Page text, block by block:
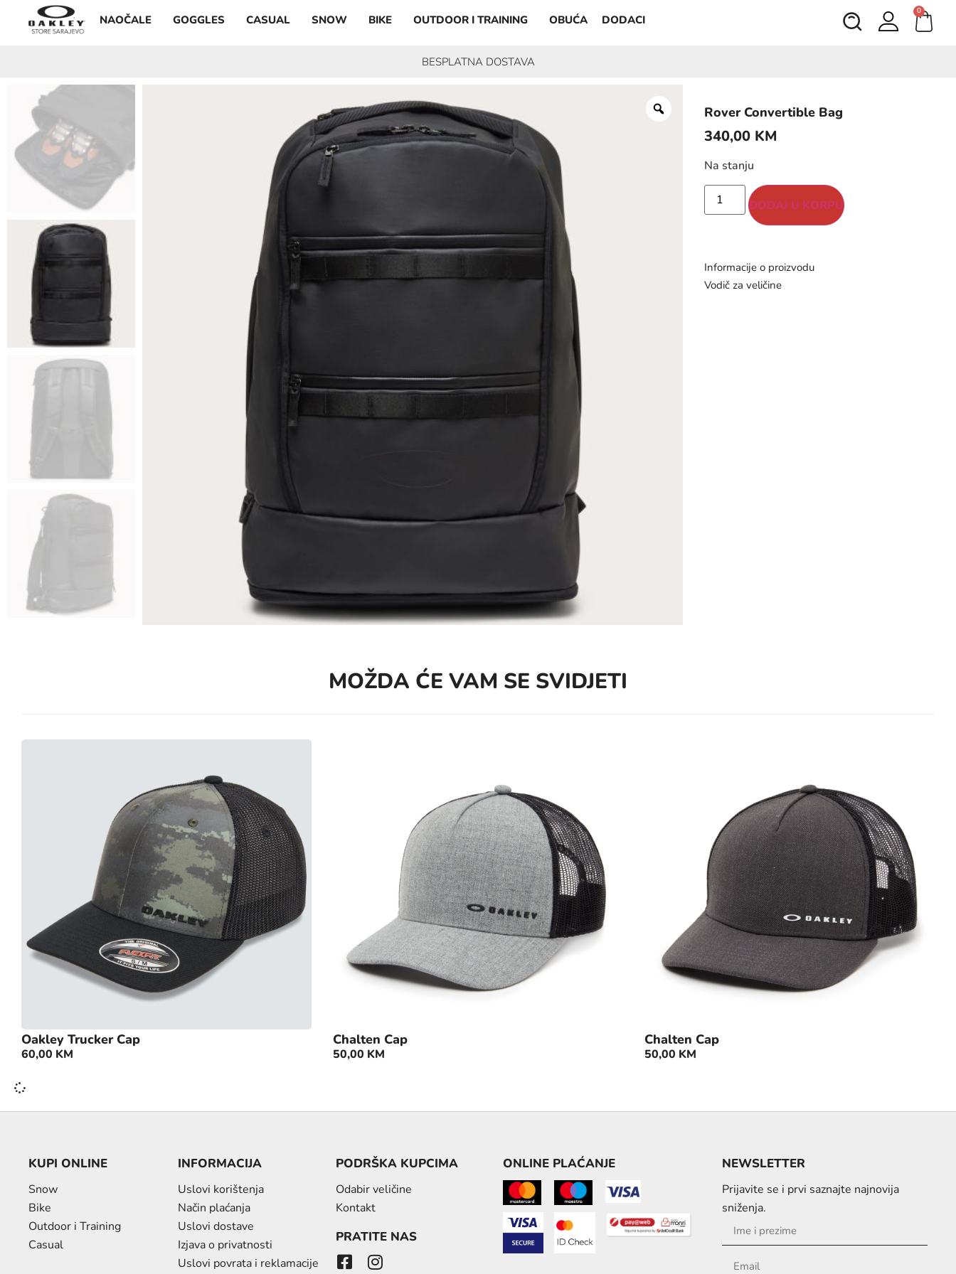
NAOČALE GOGGLES CASUAL SNOW BIKE OUTDOOR I TRAINING OBUĆA DODACI
0
BESPLATNA DOSTAVA
Rover Convertible Bag
340,00 KM
Na stanju
DODAJ U KORPU
Informacije o proizvodu
Vodič za veličine
MOŽDA ĆE VAM SE SVIDJETI
Oakley Trucker Cap
60,00 KM
Chalten Cap
50,00 KM
Chalten Cap
50,00 KM
KUPI ONLINE
Snow
Bike
Outdoor i Training
Casual
INFORMACIJA
Uslovi korištenja
Način plaćanja
Uslovi dostave
Izjava o privatnosti
Uslovi povrata i reklamacije
PODRŠKA KUPCIMA
Odabir veličine
Kontakt
PRATITE NAS
ONLINE PLAĆANJE NEWSLETTER
Prijavite se i prvi saznajte najnovija
sniženja.